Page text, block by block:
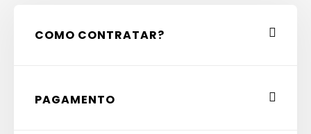
COMO CONTRATAR?
PAGAMENTO